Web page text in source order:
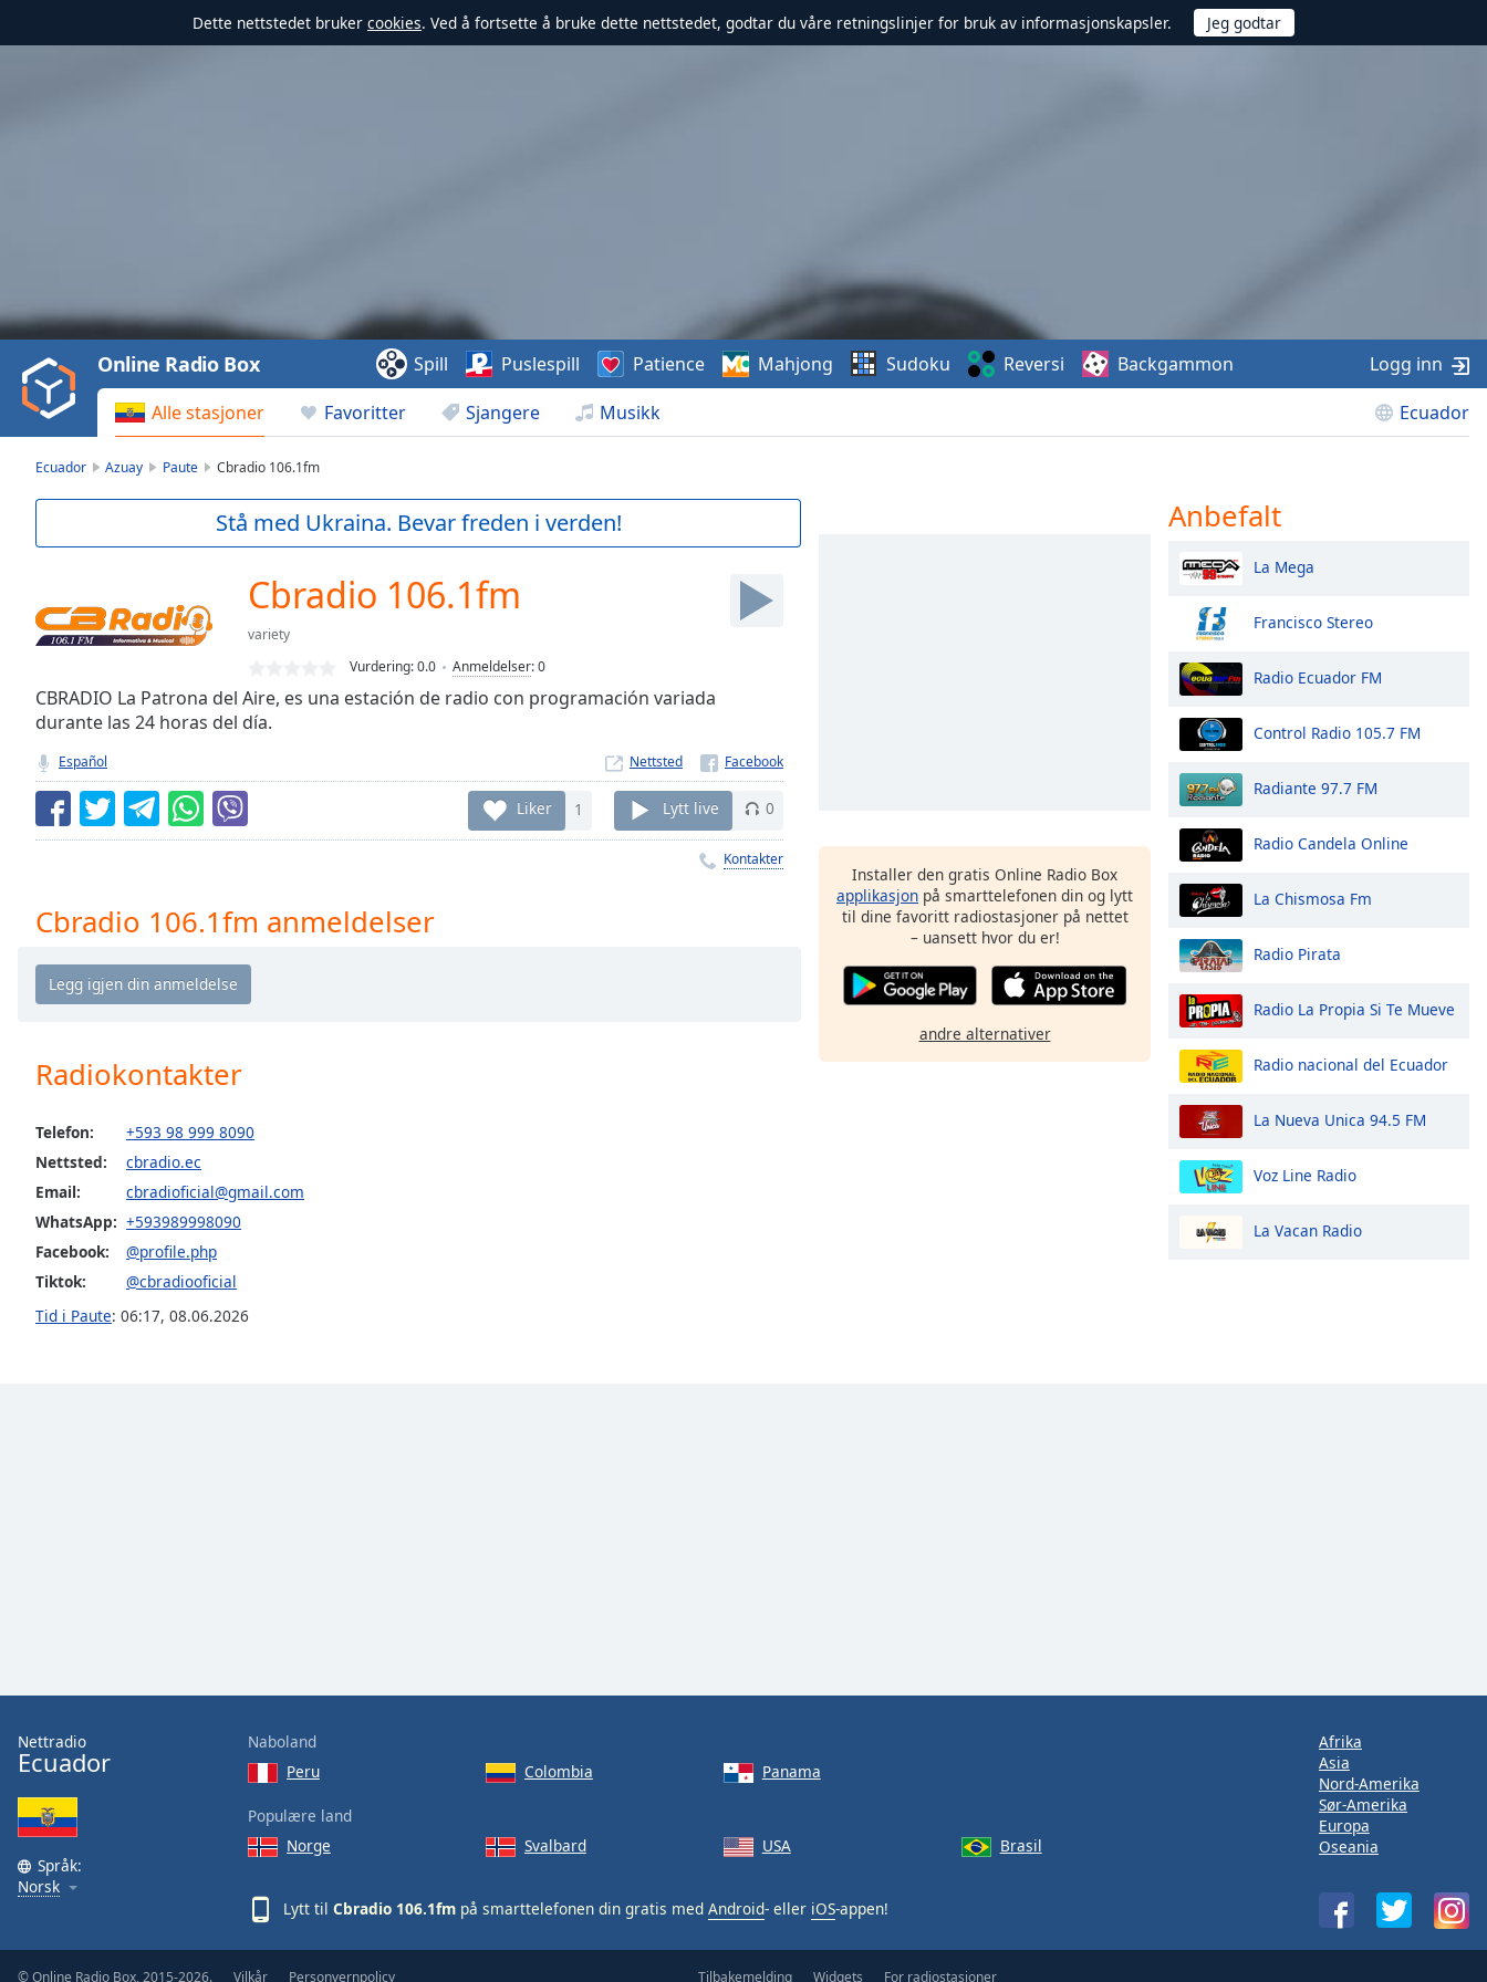
Dette nettstedet bruker cookies. Ved å fortsette å bruke dette nettstedet, godtar du våre retningslinjer for bruk av informasjonskapsler.
Play
Video
Play
Backward
Skip
Current
0.00%
TypeLIVE
Seek to
currently
behind
LIVE
Remaining
Time-
Playback
Chapters
Descriptions
descriptions
selected
Subtitles
subtitles
settings
opens
subtitles
window.
dialog
window.
Escape
and
Alle stasjoner Favoritter Sjangere Musikk Ecuador
Online Radio Box Spill Puslespill Patience Mahjong Sudoku Reversi Backgammon Logg inn
Ecuador Azuay Paute Cbradio 106.1fm
Stå med Ukraina. Bevar freden i verden!
Cbradio 106.1fm
variety
Vurdering:0.0 Anmeldelser:0
CBRADIO La Patrona del Aire, es una estación de radio con programación variada
durante las 24 horas del día.
Español Nettsted
Liker 1 Lytt live 0
Kontakter
Cbradio 106.1fm anmeldelser
Radiokontakter
Telefon:
+593 98 999 8090
Nettsted:
cbradio.ec
Email:
cbradioficial@gmail.com
WhatsApp: +593989998090
Facebook:
@profile.php
Tiktok:
@cbradiooficial
Tid i Paute: 06:17, 08.06.2026
Installer den gratis Online Radio Box
applikasjon på smarttelefonen din og lytt
til dine favoritt radiostasjoner på nettet
– uansett hvor du er!
andre alternativer
Anbefalt
La Mega
Francisco Stereo
Radio Ecuador FM
Control Radio 105.7 FM
Radiante 97.7 FM
Radio Candela Online
La Chismosa Fm
Radio Pirata
Radio La Propia Si Te Mueve
Radio nacional del Ecuador
La Nueva Unica 94.5 FM
Voz Line Radio
La Vacan Radio
Nettradio
Ecuador
Språk:
Norsk
Naboland
Peru
Colombia Panama
Populære land
Norge
Svalbard USA Brasil
Lytt til Cbradio 106.1fm på smarttelefonen din gratis med Android- eller iOS-appen!
Afrika
Asia
Nord-Amerika
Sør-Amerika
Europa
Oseania
© Online Radio Box, 2015-2026. Vilkår Personvernpolicy Tilbakemelding Widgets For radiostasjoner